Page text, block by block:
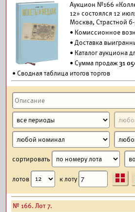
Аукцион №166
12» состоялся 12
Москва, Страстной
• Комиссионное
• Доставка
• Каталог аукциона
• Сумма продаж31
• Сводная таблица итогов торгов
сортировать
лотов к лоту Ъ
№ 166. Лот 7.